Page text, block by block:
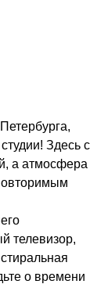
Здесь с
а атмосфера
телевизор,
о времени